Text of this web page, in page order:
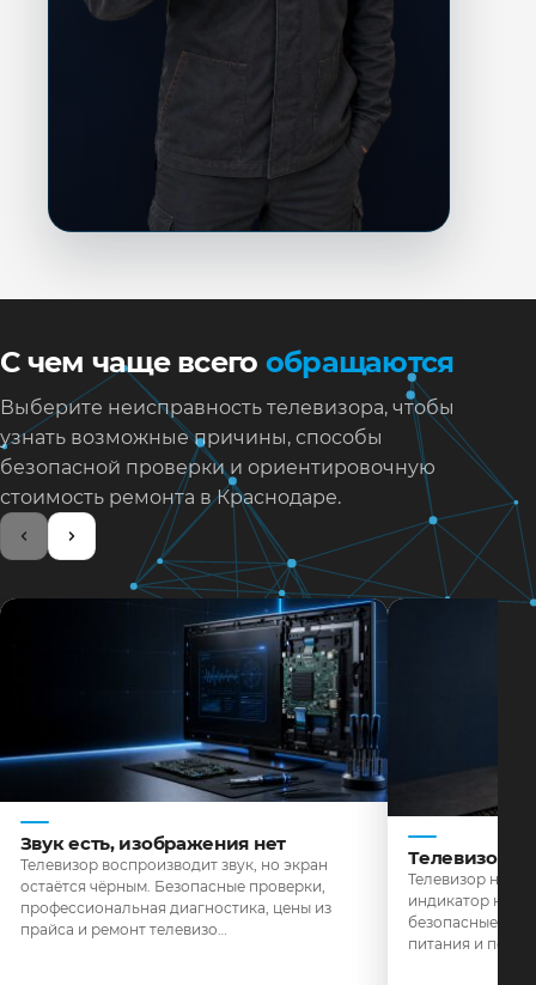
С чем чаще всего обращаются
Выберите неисправность телевизора, чтобы
узнать возможные причины, способы
безопасной проверки и ориентировочную
стоимость ремонта в Краснодаре.
Звук есть, изображения нет
Телевизор воспроизводит звук, но экран
остаётся чёрным. Безопасные проверки,
профессиональная диагностика, цены из
прайса и ремонт телевизо…
Телевизор
Телевизор не
индикатор не
безопасные
питания и